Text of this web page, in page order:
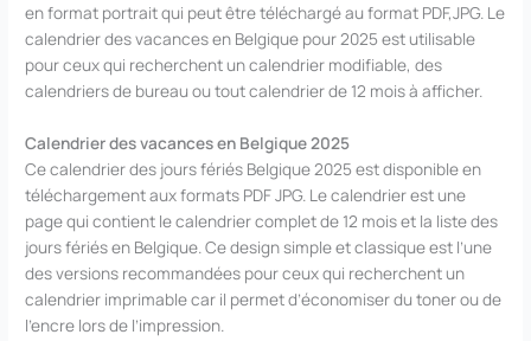
en format portrait qui peut être téléchargé au format PDF,JPG. Le
calendrier des vacances en Belgique pour 2025 est utilisable
pour ceux qui recherchent un calendrier modifiable, des
calendriers de bureau ou tout calendrier de 12 mois à afficher.
Calendrier des vacances en Belgique 2025
Ce calendrier des jours fériés Belgique 2025 est disponible en
téléchargement aux formats PDF JPG. Le calendrier est une
page qui contient le calendrier complet de 12 mois et la liste des
jours fériés en Belgique. Ce design simple et classique est l’une
des versions recommandées pour ceux qui recherchent un
calendrier imprimable car il permet d’économiser du toner ou de
l’encre lors de l’impression.